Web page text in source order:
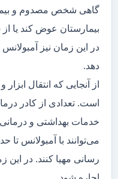
گاهی شخص مصدوم و
بیمارستان عوض کند یا
در این زمان نیز آمبولانس
دهد.
از آنجایی که انتقال
است. تعدادی از کادر
خدمات بهداشتی و
می‌توانند با آمبولانس
رسانی مهیا کنند. در